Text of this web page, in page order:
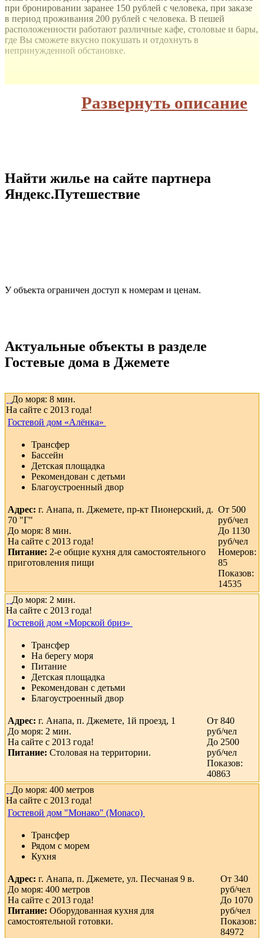
при бронировании заранее 150 рублей с человека, при заказе
в период проживания 200 рублей с человека. В пешей
расположенности работают различные кафе, столовые и бары,
где Вы сможете вкусно покушать и отдохнуть в
непринужденной обстановке.
Бесплатная парковка;
Видеонаблюдение в местах общего пользования.
Ограничение:
Размещение домашних животных допускается по
Развернуть описание
Найти жилье на сайте партнера
Яндекс.Путешествие
У объекта ограничен доступ к номерам и ценам.
Актуальные объекты в разделе
Гостевые дома в Джемете
До моря: 8 мин.
На сайте с 2013 года!
Гостевой дом «Алёнка»
Трансфер
Бассейн
Детская площадка
Рекомендован с детьми
Благоустроенный двор
Адрес: г. Анапа, п. Джемете, пр-кт Пионерский, д.
70 "Г"
До моря: 8 мин.
На сайте с 2013 года!
Питание: 2-е общие кухня для самостоятельного
приготовления пищи
От 500
руб/чел
До 1130
руб/чел
Номеров:
85
Показов:
14535
До моря: 2 мин.
На сайте с 2013 года!
Гостевой дом «Морской бриз»
Трансфер
На берегу моря
Питание
Детская площадка
Рекомендован с детьми
Благоустроенный двор
Адрес: г. Анапа, п. Джемете, 1й проезд, 1
До моря: 2 мин.
На сайте с 2013 года!
Питание: Столовая на территории.
От 840
руб/чел
До 2500
руб/чел
Показов:
40863
До моря: 400 метров
На сайте с 2013 года!
Гостевой дом "Монако" (Monaco)
Трансфер
Рядом с морем
Кухня
Адрес: г. Анапа, п. Джемете, ул. Песчаная 9 в.
До моря: 400 метров
На сайте с 2013 года!
Питание: Оборудованная кухня для
самостоятельной готовки.
От 340
руб/чел
До 1070
руб/чел
Показов:
84972